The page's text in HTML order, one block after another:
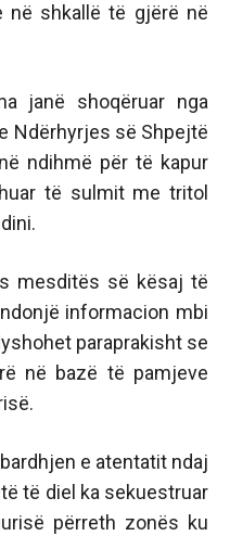
në shkallë të gjërë në
janë shoqëruar nga
Ndërhyrjes së Shpejtë
ndihmë për të kapur
të sulmit me tritol
mesditës së kësaj të
informacion mbi
paraprakisht se
në bazë të pamjeve
e atentatit ndaj
të diel ka sekuestruar
përreth zonës ku